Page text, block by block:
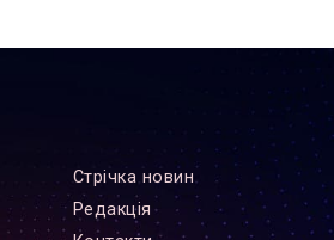
Стрiчка новин
Редакцiя